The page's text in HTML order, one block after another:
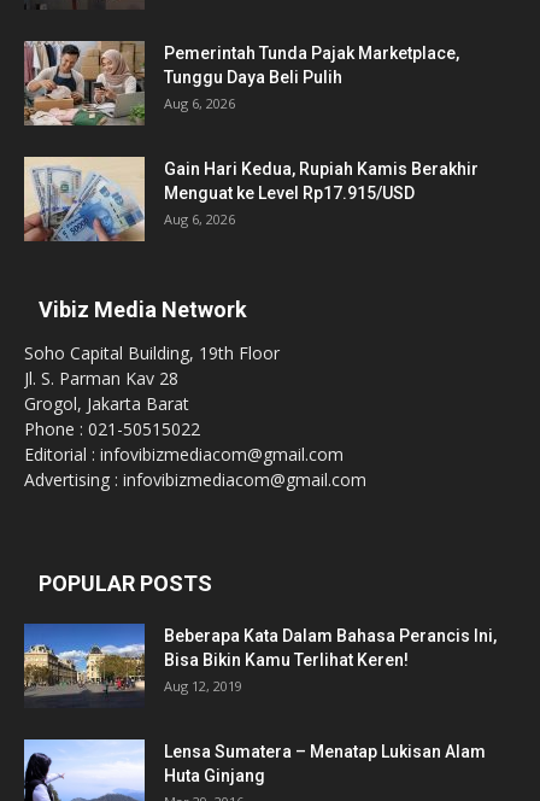
Pemerintah Tunda Pajak Marketplace,
Tunggu Daya Beli Pulih
Aug 6, 2026
Gain Hari Kedua, Rupiah Kamis Berakhir
Menguat ke Level Rp17.915/USD
Aug 6, 2026
Vibiz Media Network
Soho Capital Building, 19th Floor
Jl. S. Parman Kav 28
Grogol, Jakarta Barat
Phone : 021-50515022
Editorial : infovibizmediacom@gmail.com
Advertising : infovibizmediacom@gmail.com
POPULAR POSTS
Beberapa Kata Dalam Bahasa Perancis Ini,
Bisa Bikin Kamu Terlihat Keren!
Aug 12, 2019
Lensa Sumatera – Menatap Lukisan Alam
Huta Ginjang